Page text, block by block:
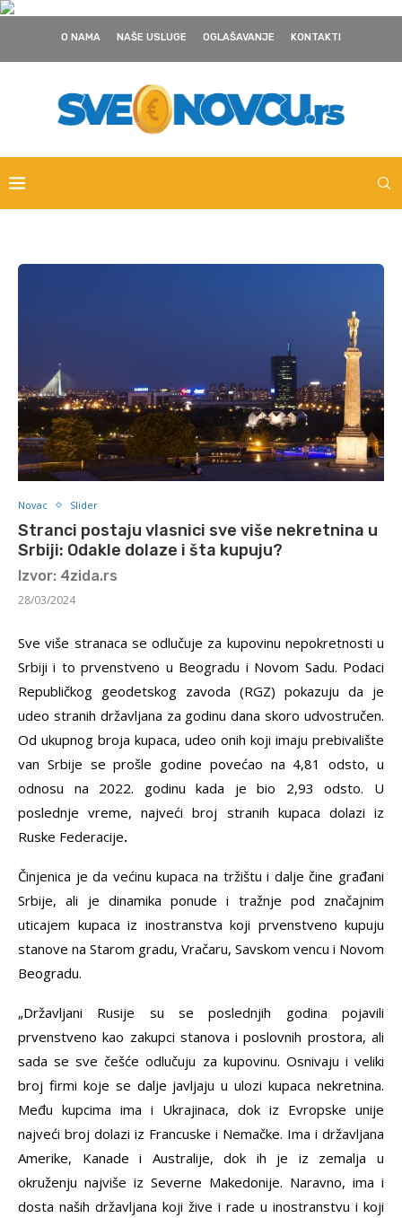
O NAMA NAŠE USLUGE OGLAŠAVANJE KONTAKTI
Novac Slider
Stranci postaju vlasnici sve više nekretnina u
Srbiji: Odakle dolaze i šta kupuju?
Izvor: 4zida.rs
28/03/2024
Sve više stranaca se odlučuje za kupovinu nepokretnosti u
Srbiji i to prvenstveno u Beogradu i Novom Sadu. Podaci
Republičkog geodetskog zavoda (RGZ) pokazuju da je
udeo stranih državljana za godinu dana skoro udvostručen.
Od ukupnog broja kupaca, udeo onih koji imaju prebivalište
van Srbije se prošle godine povećao na 4,81 odsto, u
odnosu na 2022. godinu kada je bio 2,93 odsto. U
poslednje vreme, najveći broj stranih kupaca dolazi iz
Ruske Federacije.
Činjenica je da većinu kupaca na tržištu i dalje čine građani
Srbije, ali je dinamika ponude i tražnje pod značajnim
uticajem kupaca iz inostranstva koji prvenstveno kupuju
stanove na Starom gradu, Vračaru, Savskom vencu i Novom
Beogradu.
„Državljani Rusije su se poslednjih godina pojavili
prvenstveno kao zakupci stanova i poslovnih prostora, ali
sada se sve češće odlučuju za kupovinu. Osnivaju i veliki
broj firmi koje se dalje javljaju u ulozi kupaca nekretnina.
Među kupcima ima i Ukrajinaca, dok iz Evropske unije
najveći broj dolazi iz Francuske i Nemačke. Ima i državljana
Amerike, Kanade i Australije, dok ih je iz zemalja u
okruženju najviše iz Severne Makedonije. Naravno, ima i
dosta naših državljana koji žive i rade u inostranstvu i koji